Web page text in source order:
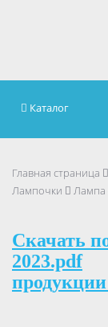
Каталог
Главная страница
Лампочки
Лампа
Скачать
2023.pdf